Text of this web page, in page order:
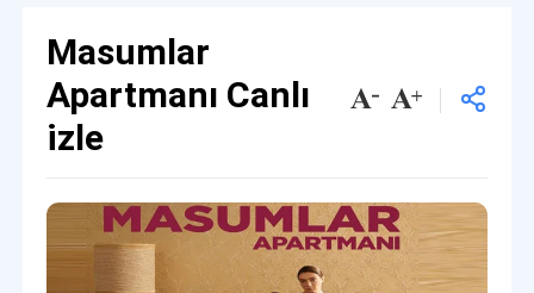
Masumlar
Apartmanı Canlı
izle